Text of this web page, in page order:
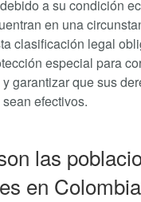
a su condición
en una
clasificación legal
especial para
garantizar que sus
efectivos.
las
en